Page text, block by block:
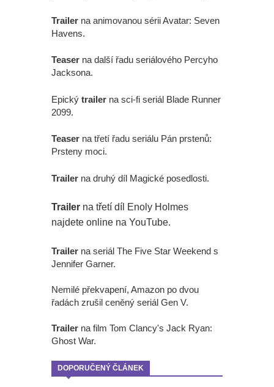
Trailer na animovanou sérii Avatar: Seven
Havens.
Teaser na další řadu seriálového Percyho
Jacksona.
Epický trailer na sci-fi seriál Blade Runner
2099.
Teaser na třetí řadu seriálu Pán prstenů:
Prsteny moci.
Trailer na druhý díl Magické posedlosti.
Trailer na třetí díl Enoly Holmes
najdete online na YouTube.
Trailer na seriál The Five Star Weekend s
Jennifer Garner.
Nemilé překvapení, Amazon po dvou
řadách zrušil ceněný seriál Gen V.
Trailer na film Tom Clancy's Jack Ryan:
Ghost War.
DOPORUČENÝ ČLÁNEK